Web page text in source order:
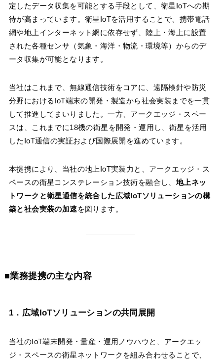
定したデータ収集を可能とする手段として、衛星IoTへの期
待が高まっています。衛星IoTを活用することで、携帯電話
網や地上インターネット網に依存せず、陸上・海上に設置
された各種センサ（気象・海洋・物流・環境等）からのデ
ータ収集が可能となります。
当社はこれまで、無線通信技術をコアに、遠隔検針や防災
分野におけるIoT端末の開発・製造から社会実装までを一貫
して推進してまいりました。一方、アークエッジ・スペー
スは、これまでに18機の衛星を開発・運用し、衛星を活用
したIoT通信の実証および国際展開を進めています。
本提携により、当社の地上IoT実装力と、アークエッジ・ス
ペースの衛星コンステレーション技術を融合し、地上ネッ
トワークと衛星通信を統合した広域IoTソリューションの構
築と社会実装の加速を図ります。
■業務提携の主な内容
1．広域IoTソリューションの共同展開
当社のIoT端末開発・量産・運用ノウハウと、アークエッ
ジ・スペースの衛星ネットワークを組み合わせることで、